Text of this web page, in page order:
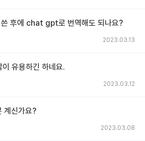
쓴 후에 chat gpt로 번역해도 되나요?
2023.03.13
유용하긴 하네요.
2023.03.12
계신가요?
2023.03.08